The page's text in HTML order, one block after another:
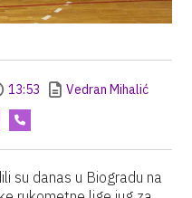
13:53 Vedran Mihalić
su danas u Biogradu na